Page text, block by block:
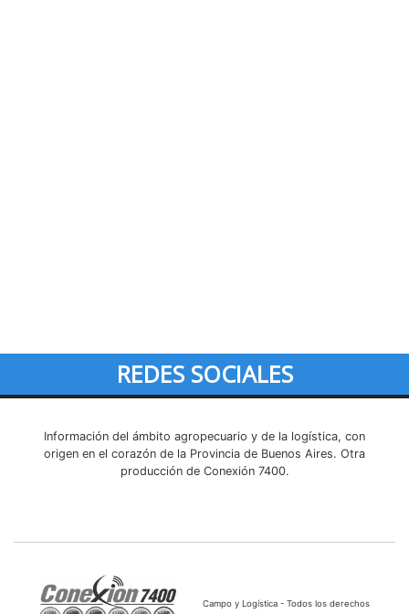
REDES SOCIALES
Información del ámbito agropecuario y de la logística, con
origen en el corazón de la Provincia de Buenos Aires. Otra
producción de Conexión 7400.
Campo y Logística - Todos los derechos